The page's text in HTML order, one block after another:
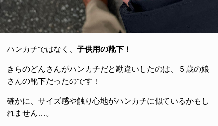
ハンカチではなく、 子供用の靴下！
きらのどんさんがハンカチだと勘違いしたのは、５歳の娘
さんの靴下だったのです！
確かに、サイズ感や触り心地がハンカチに似ているかもし
れません…。